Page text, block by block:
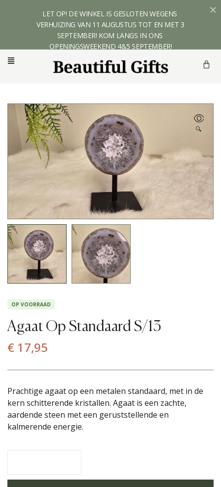
🔍
OP VOORRAAD
Agaat Op Standaard S/13
€ 17,95
Prachtige agaat op een metalen standaard, met in de
kern schitterende kristallen. Agaat is een zachte,
aardende steen met een geruststellende en
kalmerende energie.
LET OP! DE WINKEL IS GESLOTEN WEGENS
VERHUIZING VAN 11 AUGUSTUS TOT EN MET 3
SEPTEMBER! KOM LANGS IN ONS
OPENINGSWEEKEND 4&5 SEPTEMBER!